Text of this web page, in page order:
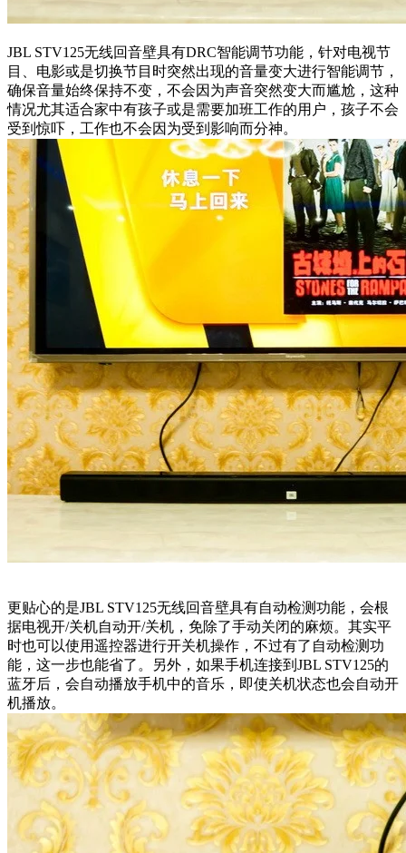
JBL STV125无线回音壁具有DRC智能调节功能，针对电视节
目、电影或是切换节目时突然出现的音量变大进行智能调节，
确保音量始终保持不变，不会因为声音突然变大而尴尬，这种
情况尤其适合家中有孩子或是需要加班工作的用户，孩子不会
受到惊吓，工作也不会因为受到影响而分神。
更贴心的是JBL STV125无线回音壁具有自动检测功能，会根
据电视开/关机自动开/关机，免除了手动关闭的麻烦。其实平
时也可以使用遥控器进行开关机操作，不过有了自动检测功
能，这一步也能省了。另外，如果手机连接到JBL STV125的
蓝牙后，会自动播放手机中的音乐，即使关机状态也会自动开
机播放。